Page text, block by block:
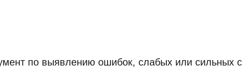
по выявлению ошибок, слабых или сильных